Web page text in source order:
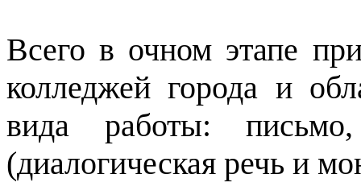
Всего в очном этапе
колледжей города и
вида работы:
(диалогическая речь и